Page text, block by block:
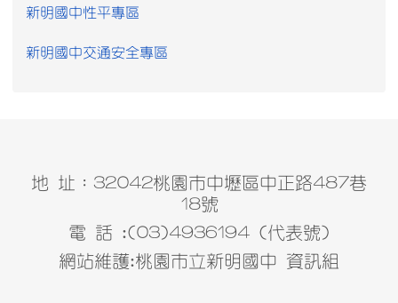
新明國中性平專區
新明國中交通安全專區
地 址：32042桃園市中壢區中正路487巷
18號
電 話 :(03)4936194 (代表號)
網站維護:桃園市立新明國中 資訊組